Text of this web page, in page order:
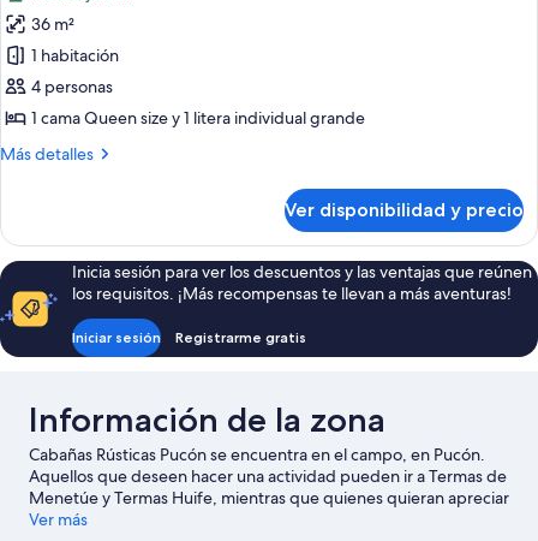
jardín
fotos
de
Cabaña
de
36 m²
1 habitación
4 personas
1 cama Queen size y 1 litera individual grande
Más detalles
Más
de
diseño
Ver disponibilidad y precio
Inicia sesión para ver los descuentos y las ventajas que reúnen
los requisitos. ¡Más recompensas te llevan a más aventuras!
Iniciar sesión Registrarme gratis
Información de la zona
Cabañas Rústicas Pucón se encuentra en el campo, en Pucón.
Aquellos que deseen hacer una actividad pueden ir a Termas de
Menetúe y Termas Huife, mientras que quienes quieran apreciar
la belleza natural del área pueden visitar Parque Nacional
Ver más